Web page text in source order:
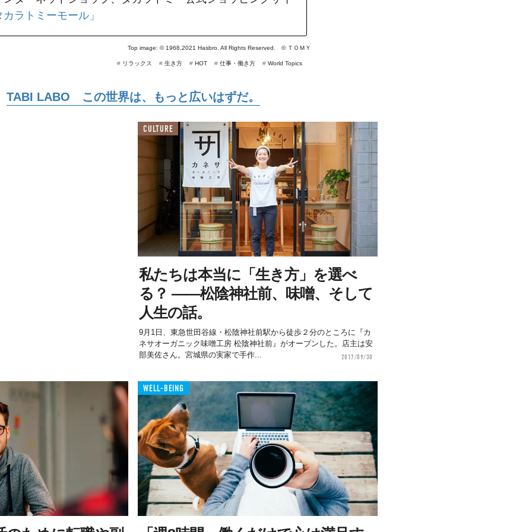
カラトミーモール」
Top image: © 1968,2021 Hasbro. All Rights Reserved. © ＴＯＭＹ
# World Topics
# 仕事・働き方
# HOT
# 生き方
# リラックス
TABI LABO この世界は、もっと広いはずだ。
CULTURE
私たちは本当に「生き方」を選べ
る？ ——松陰神社前、味噌、そして
人生の話。
9月1日、東急世田谷線・松陰神社前駅から徒歩２分のところに『カ
ネサオーガニック味噌工房 松陰神社前』がオープンした。店主は安
部美佐さん。宮城県の実家で手作...
2017/09/30
WELL-BEING